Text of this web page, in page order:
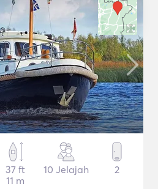
37 ft
11 m
10 Jelajah 2